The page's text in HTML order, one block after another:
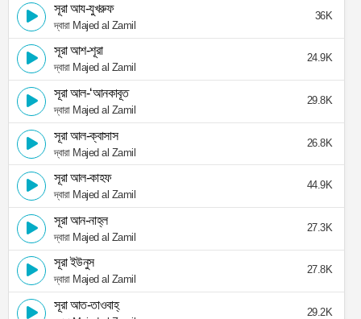
সূরা আয-যুখরুফ
দ্বারা Majed al Zamil
36K
সূরা আশ-শূরা
দ্বারা Majed al Zamil
24.9K
সূরা আল-‘আনকাবূত
দ্বারা Majed al Zamil
29.8K
সূরা আল-ক্বাসাস
দ্বারা Majed al Zamil
26.8K
সূরা আল-কাহফ
দ্বারা Majed al Zamil
44.9K
সূরা আন-নাহ্‌ল
দ্বারা Majed al Zamil
27.3K
সূরা ইউনুস
দ্বারা Majed al Zamil
27.8K
সূরা আত-তাওবাহ্
29.2K